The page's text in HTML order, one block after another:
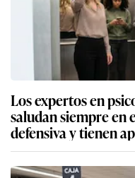
Los expertos en
saludan siempre en
defensiva y tienen